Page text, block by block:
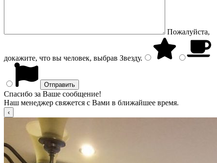
Пожалуйста,
докажите, что вы человек, выбрав Звезду.
Спасибо за Ваше сообщение!
Наш менеджер свяжется с Вами в ближайшее время.